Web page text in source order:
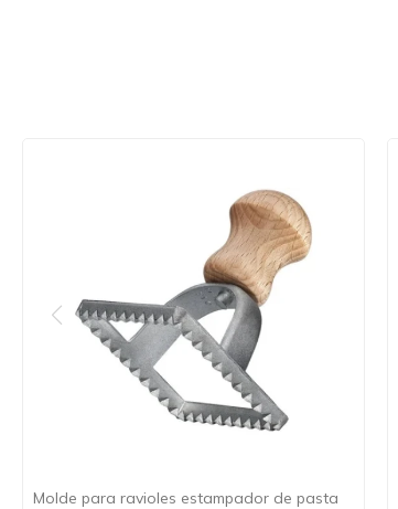
Molde para ravioles estampador de pasta